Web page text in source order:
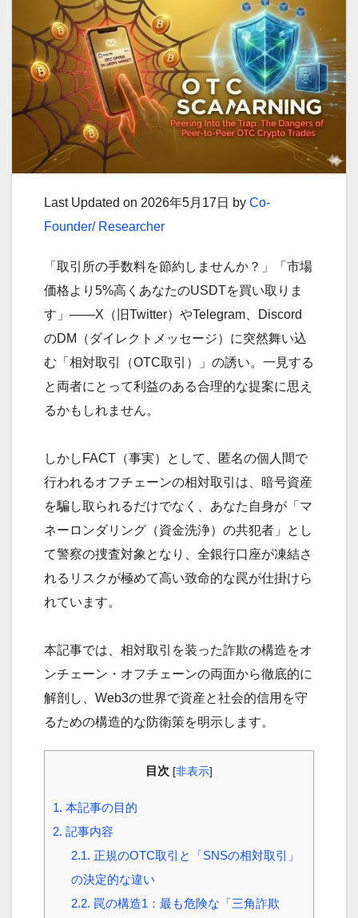
Last Updated on 2026年5月17日 by Co-
Founder/ Researcher
「取引所の手数料を節約しませんか？」「市場
価格より5%高くあなたのUSDTを買い取りま
す」——X（旧Twitter）やTelegram、Discord
のDM（ダイレクトメッセージ）に突然舞い込
む「相対取引（OTC取引）」の誘い。一見する
と両者にとって利益のある合理的な提案に思え
るかもしれません。
しかしFACT（事実）として、匿名の個人間で
行われるオフチェーンの相対取引は、暗号資産
を騙し取られるだけでなく、あなた自身が「マ
ネーロンダリング（資金洗浄）の共犯者」とし
て警察の捜査対象となり、全銀行口座が凍結さ
れるリスクが極めて高い致命的な罠が仕掛けら
れています。
本記事では、相対取引を装った詐欺の構造をオ
ンチェーン・オフチェーンの両面から徹底的に
解剖し、Web3の世界で資産と社会的信用を守
るための構造的な防衛策を明示します。
目次 [非表示]
1. 本記事の目的
2. 記事内容
2.1. 正規のOTC取引と「SNSの相対取引」
の決定的な違い
2.2. 罠の構造1：最も危険な「三角詐欺